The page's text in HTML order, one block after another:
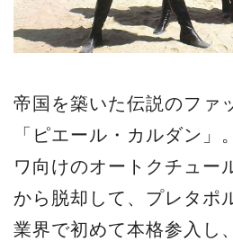
帝国を築いた伝説のファ
「ピエール・カルダン」
ワ向けのオートクチュー
から脱却して、プレタポ
業界で初めて本格参入し